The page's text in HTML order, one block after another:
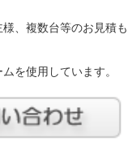
、複数台等のお見積も
を使用しています。